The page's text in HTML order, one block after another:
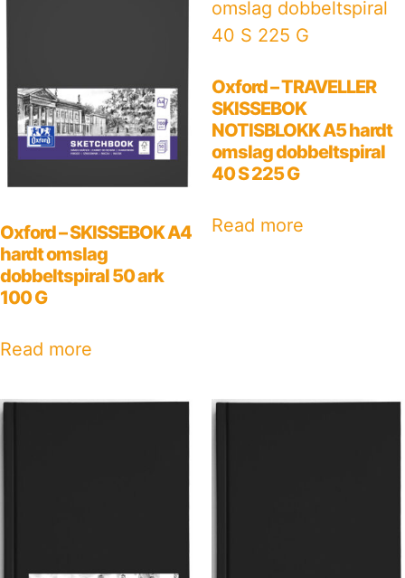
Oxford – SKISSEBOK A4
hardt omslag
dobbeltspiral 50 ark
100 G
Read more
Oxford – TRAVELLER
SKISSEBOK
NOTISBLOKK A5 hardt
omslag dobbeltspiral
40 S 225 G
Read more